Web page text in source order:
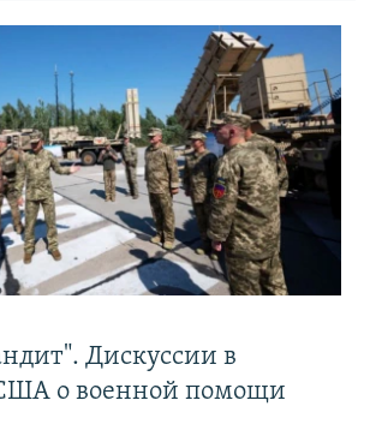
Дискуссии в
о военной помощи